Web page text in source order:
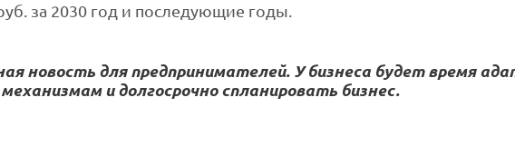
за 2030 год и последующие годы.
новость для предпринимателей. У бизнеса будет время
и долгосрочно спланировать бизнес.